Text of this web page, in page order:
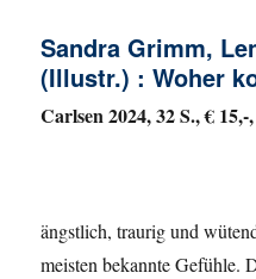
Sandra Grimm,
(Illustr.) : Woher
Carlsen 2024, 32 S., € 15,-
ängstlich, traurig und
meisten bekannte Gefühle.